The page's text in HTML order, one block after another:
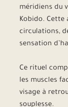
méridiens du
Kobido. Cette
circulations,
sensation
Ce rituel
les muscles
visage à
souplesse.